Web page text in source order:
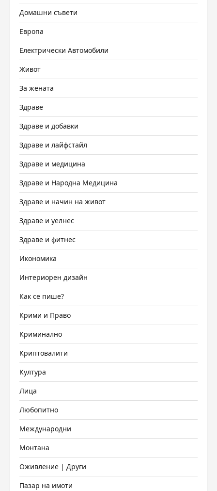
Домашни съвети
Европа
Електрически Автомобили
Живот
За жената
Здраве
Здраве и добавки
Здраве и лайфстайл
Здраве и медицина
Здраве и Народна Медицина
Здраве и начин на живот
Здраве и уелнес
Здраве и фитнес
Икономика
Интериорен дизайн
Как се пише?
Крими и Право
Криминално
Криптовалити
Култура
Лица
Любопитно
Международни
Монтана
Оживление | Други
Пазар на имоти